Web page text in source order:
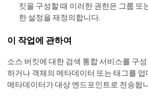
킷을 구성할 때 이러한 권한은 그룹 또
한 설정을 재정의합니다.
이 작업에 관하여
소스 버킷에 대한 검색 통합 서비스를 구
하거나 객체의 메타데이터 또는 태그를
메타데이터가 대상 엔드포인트로 전송됩